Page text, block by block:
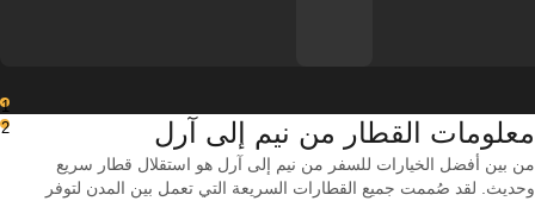
1
2
معلومات القطار من ‎نيم إلى ‎آرل
من بين أفضل الخيارات للسفر من نيم إلى آرل هو استقلال قطار سريع
وحديث. لقد صُممت جميع القطارات السريعة التي تعمل بين المدن لتوفر